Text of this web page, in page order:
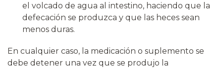
el volcado de agua al intestino, haciendo que la
defecación se produzca y que las heces sean
menos duras.
En cualquier caso, la medicación o suplemento se
debe detener una vez que se produjo la